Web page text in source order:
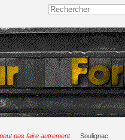
pas faire autrement. Soulignac